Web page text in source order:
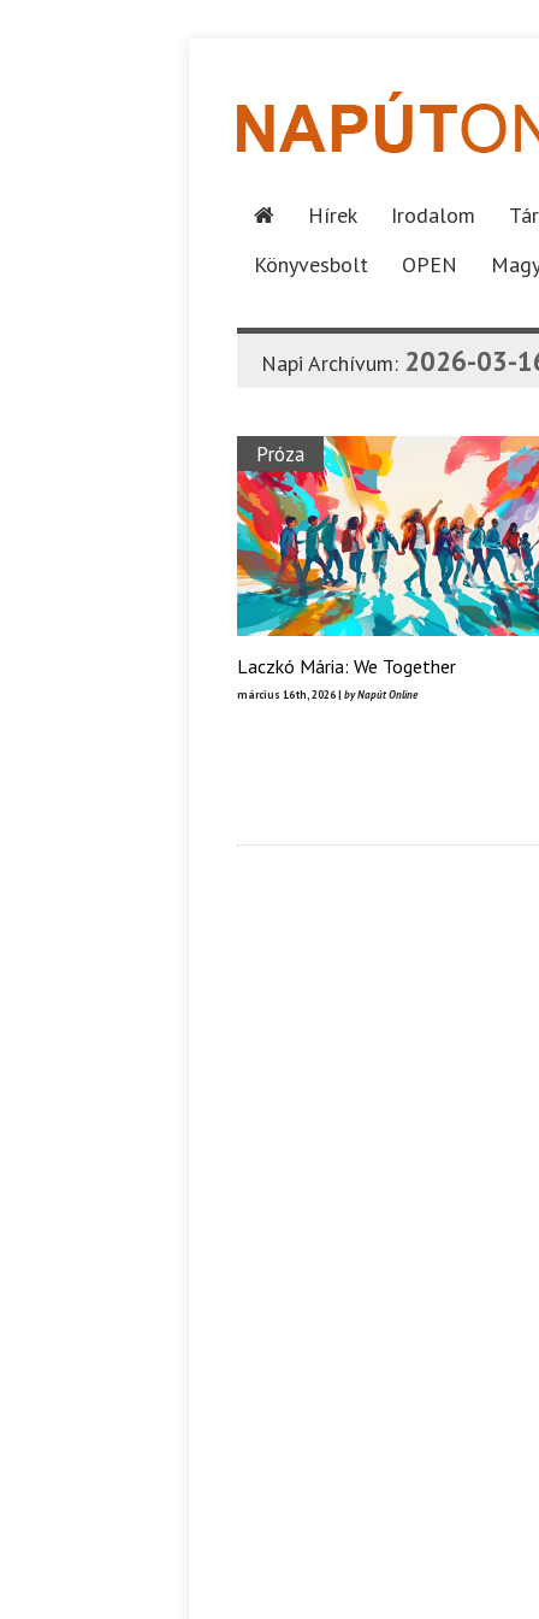
Hírek Irodalom
Könyvesbolt
OPEN
Napi Archívum: 2026-03-
Próza
Laczkó Mária: We Together
március 16th, 2026 | by Napút Online